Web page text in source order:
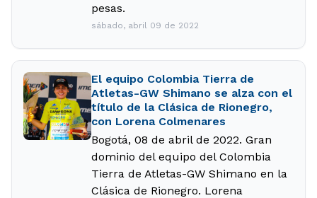
pesas.
sábado, abril 09 de 2022
El equipo Colombia Tierra de
Atletas-GW Shimano se alza con el
título de la Clásica de Rionegro,
con Lorena Colmenares
Bogotá, 08 de abril de 2022. Gran
dominio del equipo del Colombia
Tierra de Atletas-GW Shimano en la
Clásica de Rionegro. Lorena